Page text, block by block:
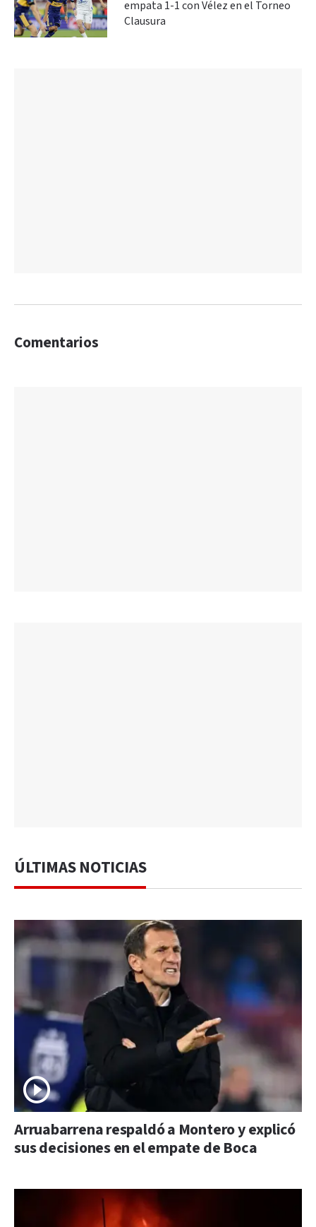
empata 1-1 con Vélez en el Torneo
Clausura
Comentarios
ÚLTIMAS NOTICIAS
Arruabarrena respaldó a Montero y explicó
sus decisiones en el empate de Boca